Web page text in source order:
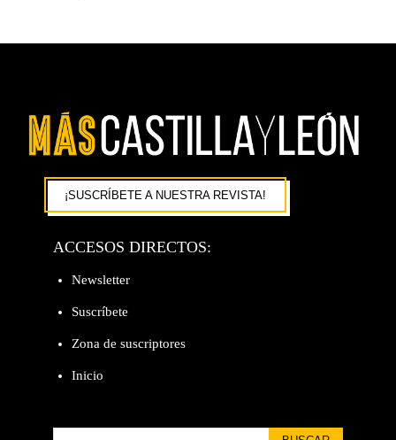
¡SUSCRÍBETE A NUESTRA REVISTA!
ACCESOS DIRECTOS:
Newsletter
Suscríbete
Zona de suscriptores
Inicio